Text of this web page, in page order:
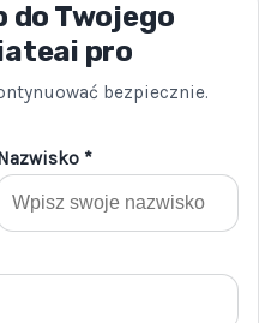
do Twojego
pro
bezpiecznie.
*